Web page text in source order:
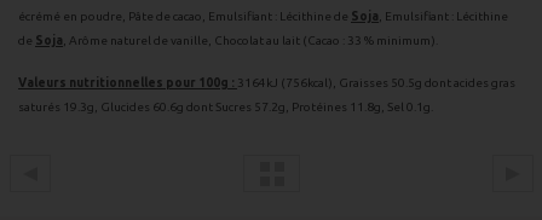
écrémé en poudre, Pâte de cacao, Emulsifiant : Lécithine de Soja , Emulsifiant : Lécithine
de Soja , Arôme naturel de vanille, Chocolat au lait (Cacao : 33 % minimum).
Valeurs nutritionnelles pour 100g : 3164kJ (756kcal), Graisses 50.5g dont acides gras
saturés 19.3g, Glucides 60.6g dont Sucres 57.2g, Protéines 11.8g, Sel 0.1g.